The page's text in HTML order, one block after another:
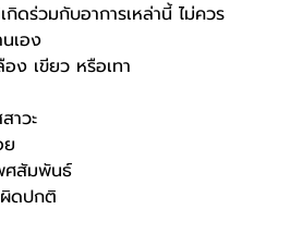
ดร่วมกับอาการเหล่านี้ ไม่ควร
เอง
ง เขียว หรือเทา
าวะ
ศสัมพันธ์
ดปกติ